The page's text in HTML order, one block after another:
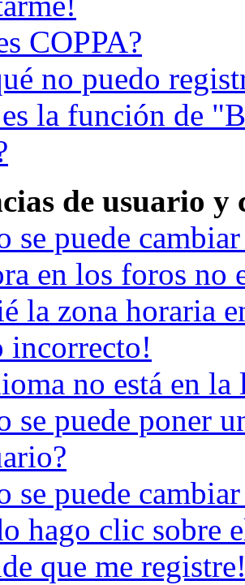
COPPA?
no puedo
la función de
de usuario y
se puede
en los foros no
la zona horaria
incorrecto!
no está en la
se puede poner
se puede
hago clic sobre
que me